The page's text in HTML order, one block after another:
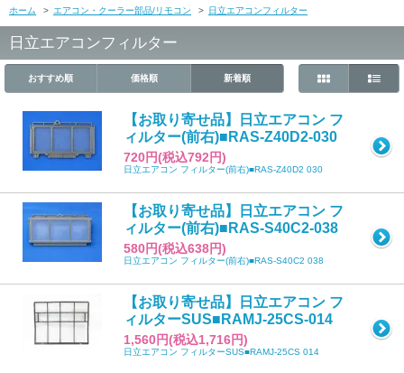
ホーム > エアコン・クーラー部品/リモコン > 日立エアコンフィルター
日立エアコンフィルター
おすすめ順 価格順 新着順
【お取り寄せ品】日立エアコン フ
ィルター(前右)■RAS-Z40D2-030
720円(税込792円)
日立エアコン フィルター(前右)■RAS-Z40D2 030
【お取り寄せ品】日立エアコン フ
ィルター(前右)■RAS-S40C2-038
580円(税込638円)
日立エアコン フィルター(前右)■RAS-S40C2 038
【お取り寄せ品】日立エアコン フ
ィルターSUS■RAMJ-25CS-014
1,560円(税込1,716円)
日立エアコン フィルターSUS■RAMJ-25CS 014